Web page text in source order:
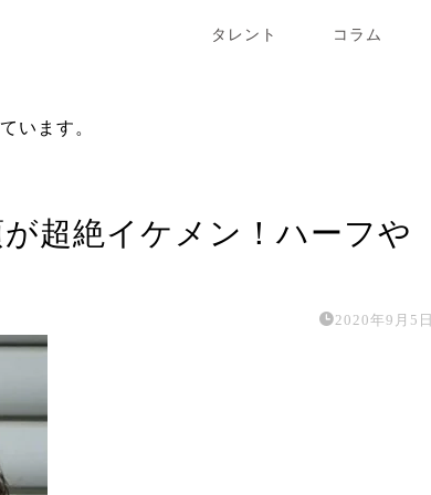
タレント コラム
います。
が超絶イケメン！ハーフや
2020年9月5日